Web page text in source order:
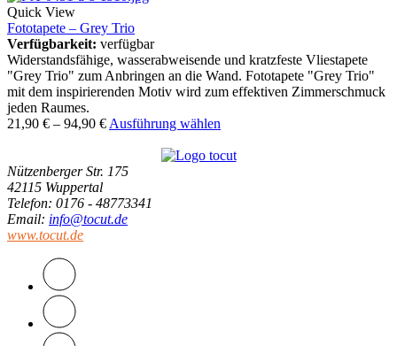
Quick View
Fototapete – Grey Trio
Verfügbarkeit: verfügbar
Widerstandsfähige, wasserabweisende und kratzfeste Vliestapete
"Grey Trio" zum Anbringen an die Wand. Fototapete "Grey Trio"
mit dem inspirierenden Motiv wird zum effektiven Zimmerschmuck
jeden Raumes.
21,90 € – 94,90 € Ausführung wählen
Nützenberger Str. 175
42115 Wuppertal
Telefon: 0176 - 48773341
Email: info@tocut.de
www.tocut.de